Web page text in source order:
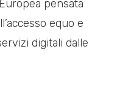
pensata
equo e
digitali dalle